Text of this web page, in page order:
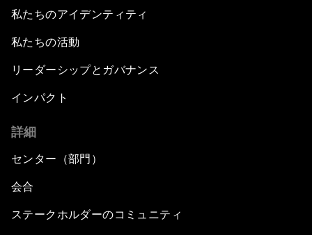
私たちのアイデンティティ
私たちの活動
リーダーシップとガバナンス
インパクト
詳細
センター（部門）
会合
ステークホルダーのコミュニティ